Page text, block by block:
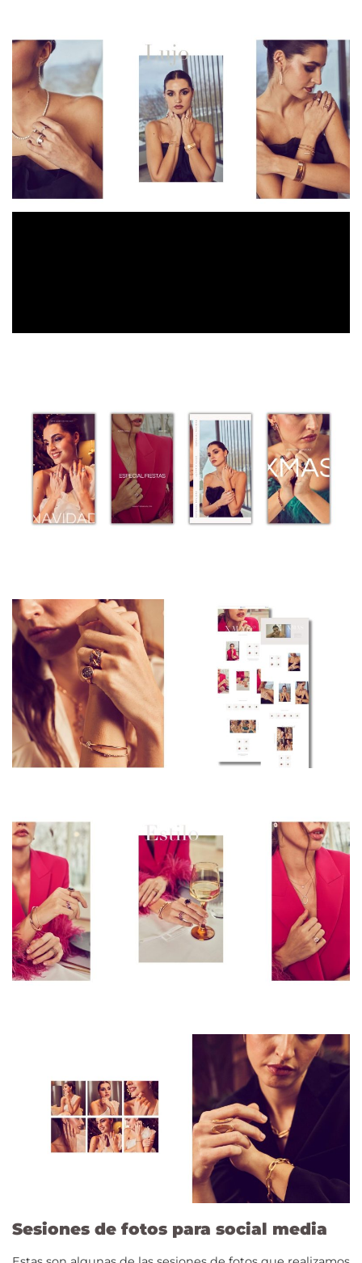
Sesiones de fotos para social media